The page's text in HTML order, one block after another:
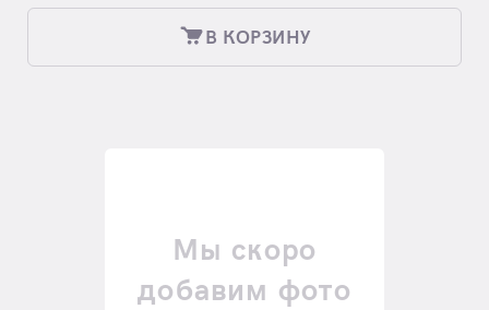
В КОРЗИНУ
Мы скоро
добавим фото